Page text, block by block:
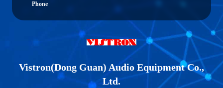
Phone
Vistron(Dong Guan) Audio Equipment Co.,
Ltd.